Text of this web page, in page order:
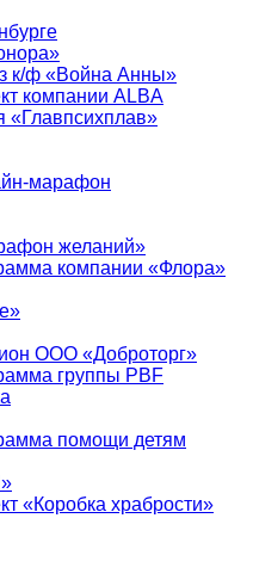
к/ф «Война Анны»
компании ALBA
«Главпсихплав»
желаний»
компании «Флора»
ООО «Доброторг»
группы PBF
помощи детям
«Коробка храбрости»